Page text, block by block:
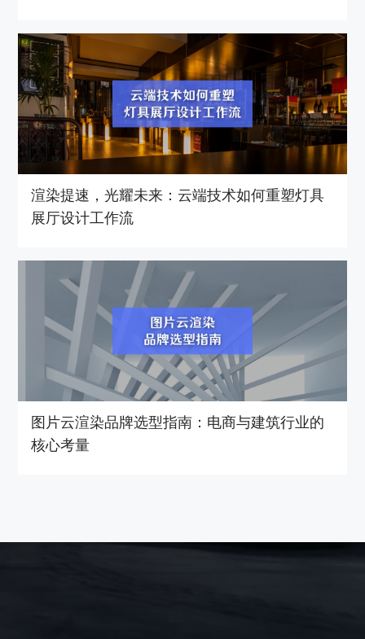
渲染提速，光耀未来：云端技术如何重塑灯具
展厅设计工作流
图片云渲染品牌选型指南：电商与建筑行业的
核心考量